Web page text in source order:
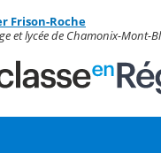
Frison-Roche
et lycée de Chamonix-Mont-